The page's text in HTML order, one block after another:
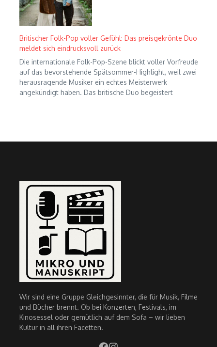
Britischer Folk-Pop voller Gefühl: Das preisgekrönte Duo
meldet sich eindrucksvoll zurück
Die internationale Folk-Pop-Szene blickt voller Vorfreude
auf das bevorstehende Spätsommer-Highlight, weil zwei
herausragende Musiker ein echtes Meisterwerk
angekündigt haben. Das britische Duo begeistert
Wir sind eine Gruppe Gleichgesinnter, die für Musik, Filme
und Bücher brennt. Ob bei Konzerten, Festivals, im
Kinosessel oder gemütlich auf dem Sofa – wir lieben
Kultur in all ihren Facetten.